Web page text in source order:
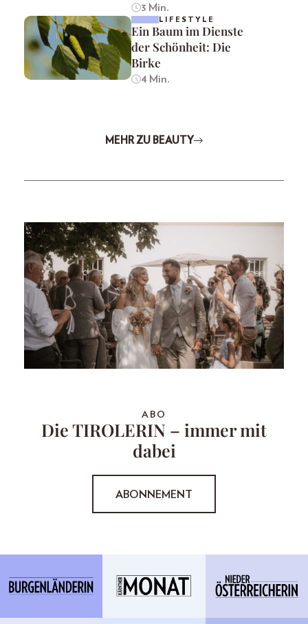
3 Min.
LIFESTYLE
Ein Baum im Dienste
der Schönheit: Die
Birke
4 Min.
MEHR ZU BEAUTY
ABO
Die TIROLERIN – immer mit
dabei
ABONNEMENT